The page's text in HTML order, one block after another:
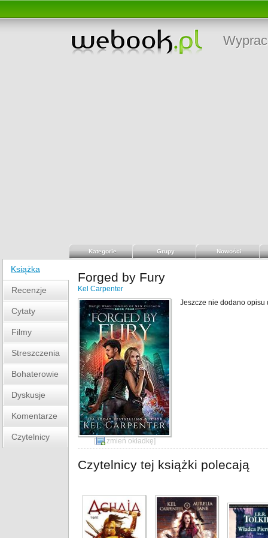
Kategorie Grupy Nowości
Książka
Recenzje
Cytaty
Filmy
Streszczenia
Bohaterowie
Dyskusje
Komentarze
Czytelnicy
Forged by Fury
Kel Carpenter
[ zmień okładkę]
Jeszcze nie dodano opisu
Czytelnicy tej książki polecają